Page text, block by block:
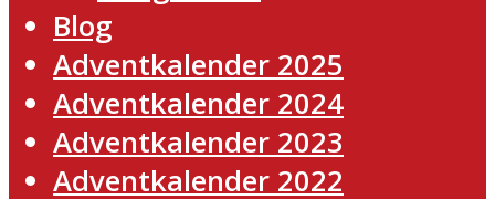
Blog
Adventkalender 2025
Adventkalender 2024
Adventkalender 2023
Adventkalender 2022